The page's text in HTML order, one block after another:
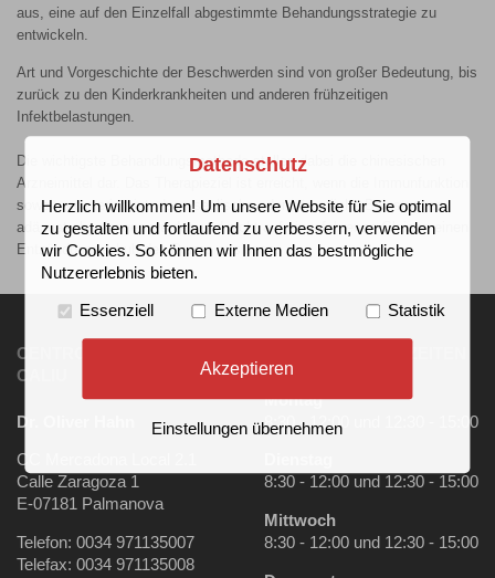
aus, eine auf den Einzelfall abgestimmte Behandungsstrategie zu
entwickeln.
Art und Vorgeschichte der Beschwerden sind von großer Bedeutung, bis
zurück zu den Kinderkrankheiten und anderen frühzeitigen
Infektbelastungen.
Die wichtigste Behandlungsmethode stellen dabei die chinesischen
Arzneimittel dar. Das Therapieziel ist erreicht, wenn die Immunfunktion
soweit regeneriert ist, dass seelische oder körperliche Belastungen
adäquat abgefangen werden und nicht auf eingefahrenen Gleisen einen
Entzündungsschub des Darms auslösen.
CENTRO MÉDICO SON
CALIU
Dr. Oliver Hahn
CC Mercadona Local 2.1
Calle Zaragoza 1
E-07181 Palmanova
Telefon: 0034 971135007
Telefax: 0034 971135008
Montag
8:30 - 12:00 und 12:30 - 15:00
8:30 - 12:00 und 12:30 - 15:00
Mittwoch
8:30 - 12:00 und 12:30 - 15:00
Datenschutz
Herzlich willkommen! Um unsere Website für Sie optimal
zu gestalten und fortlaufend zu verbessern, verwenden
wir Cookies. So können wir Ihnen das bestmögliche
Nutzererlebnis bieten.
Essenziell Externe Medien Statistik
Akzeptieren
Einstellungen übernehmen